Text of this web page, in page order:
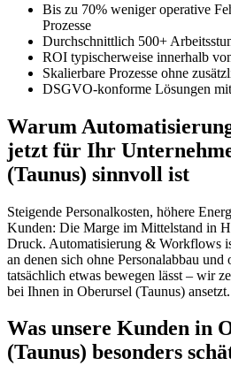
Bis zu 70% weniger operative
Prozesse
Durchschnittlich 500+
ROI typischerweise innerhalb
Skalierbare Prozesse ohne
DSGVO-konforme Lösungen
Warum
jetzt für Ihr
(Taunus) sinnvoll ist
Steigende Personalkosten, höhere
Kunden: Die Marge im Mittelstand in
Druck. Automatisierung & Workflows
an denen sich ohne Personalabbau und
tatsächlich etwas bewegen lässt – wir
bei Ihnen in Oberursel (Taunus) ansetzt.
Was unsere Kunden in
(Taunus) besonders